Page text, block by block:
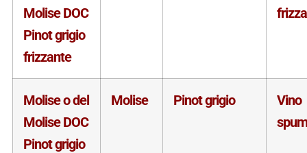
Molise DOC
Pinot grigio
frizzante
Molise o del
Molise DOC
Pinot grigio
Molise Pinot grigio
Vino